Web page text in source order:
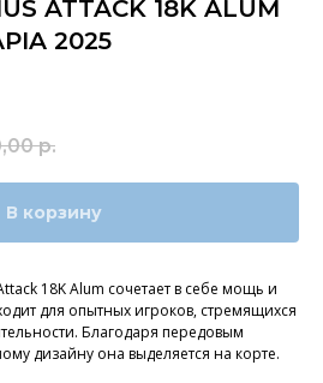
ATTACK 18K ALUM
2025
р.
В корзину
18K Alum сочетает в себе мощь и
для опытных игроков, стремящихся
Благодаря передовым
дизайну она выделяется на корте.